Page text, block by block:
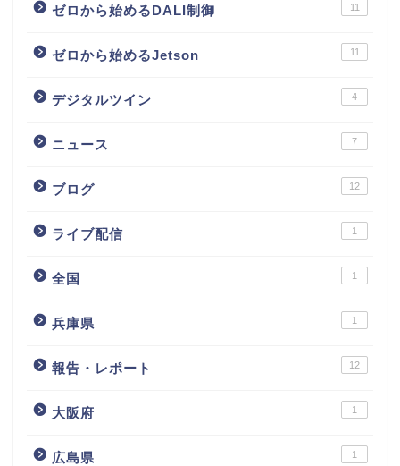
ゼロから始めるDALI制御 11
ゼロから始めるJetson 11
デジタルツイン 4
ニュース 7
ブログ 12
ライブ配信 1
全国 1
兵庫県 1
報告・レポート 12
大阪府 1
広島県 1